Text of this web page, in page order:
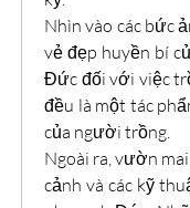
Nhìn vào các bức
vẻ đẹp huyền bí
Đức đối với việc
đều là một tác
của người trồng.
Ngoài ra, vườn
cảnh và các kỹ